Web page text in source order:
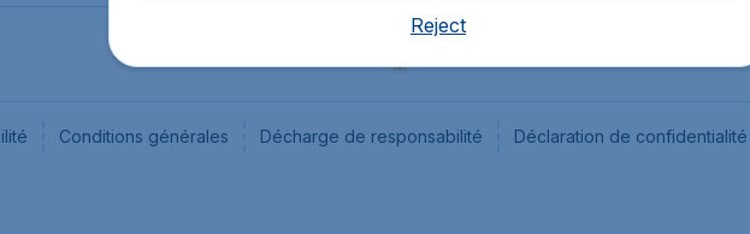
Conditions générales Décharge de responsabilité Déclaration de confidentialité
Reject